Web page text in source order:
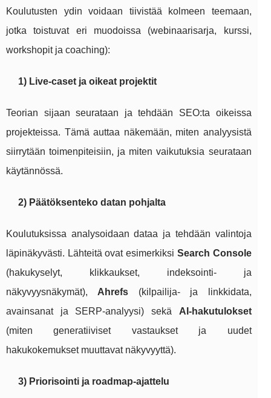
Koulutusten ydin voidaan tiivistää kolmeen teemaan,
jotka toistuvat eri muodoissa (webinaarisarja, kurssi,
workshopit ja coaching):
1) Live-caset ja oikeat projektit
Teorian sijaan seurataan ja tehdään SEO:ta oikeissa
projekteissa. Tämä auttaa näkemään, miten analyysistä
siirrytään toimenpiteisiin, ja miten vaikutuksia seurataan
käytännössä.
2) Päätöksenteko datan pohjalta
Koulutuksissa analysoidaan dataa ja tehdään valintoja
läpinäkyvästi. Lähteitä ovat esimerkiksi Search Console
(hakukyselyt, klikkaukset, indeksointi- ja
näkyvyysnäkymät), Ahrefs (kilpailija- ja linkkidata,
avainsanat ja SERP-analyysi) sekä AI-hakutulokset
(miten generatiiviset vastaukset ja uudet
hakukokemukset muuttavat näkyvyyttä).
3) Priorisointi ja roadmap-ajattelu